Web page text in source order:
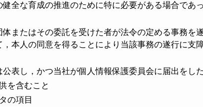
全な育成の推進のために特に必要がある場合であ
またはその委託を受けた者が法令の定める事務を
本人の同意を得ることにより当該事務の遂行に支
表し，かつ当社が個人情報保護委員会に届出をし
を含むこと
の項目